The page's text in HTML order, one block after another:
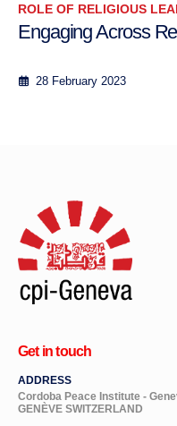
ROLE OF RELIGIOUS
Engaging Across
28 February 2023
Get in touch
ADDRESS
Cordoba Peace Institute -
GENÈVE SWITZERLAND